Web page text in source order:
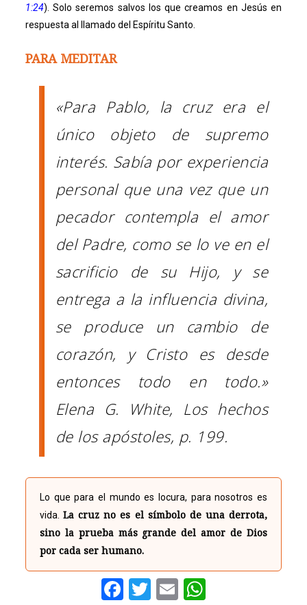
1:24). Solo seremos salvos los que creamos en Jesús en
respuesta al llamado del Espíritu Santo.
PARA MEDITAR
«Para Pablo, la cruz era el
único objeto de supremo
interés. Sabía por experiencia
personal que una vez que un
pecador contempla el amor
del Padre, como se lo ve en el
sacrificio de su Hijo, y se
entrega a la influencia divina,
se produce un cambio de
corazón, y Cristo es desde
entonces todo en todo.»
Elena G. White, Los hechos
de los apóstoles, p. 199.
Lo que para el mundo es locura, para nosotros es
vida.La cruz no es el símbolo de una derrota,
sino la prueba más grande del amor de Dios
por cada ser humano.
Facebook
Twitter
Email